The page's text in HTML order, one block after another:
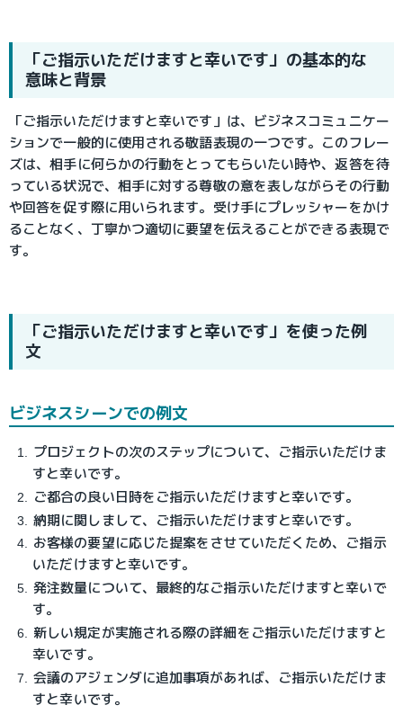
「ご指示いただけますと幸いです」の基本的な
意味と背景
「ご指示いただけますと幸いです」は、ビジネスコミュニケー
ションで一般的に使用される敬語表現の一つです。このフレー
ズは、相手に何らかの行動をとってもらいたい時や、返答を待
っている状況で、相手に対する尊敬の意を表しながらその行動
や回答を促す際に用いられます。受け手にプレッシャーをかけ
ることなく、丁寧かつ適切に要望を伝えることができる表現で
す。
「ご指示いただけますと幸いです」を使った例
文
ビジネスシーンでの例文
プロジェクトの次のステップについて、ご指示いただけま
すと幸いです。
ご都合の良い日時をご指示いただけますと幸いです。
納期に関しまして、ご指示いただけますと幸いです。
お客様の要望に応じた提案をさせていただくため、ご指示
いただけますと幸いです。
発注数量について、最終的なご指示いただけますと幸いで
す。
新しい規定が実施される際の詳細をご指示いただけますと
幸いです。
会議のアジェンダに追加事項があれば、ご指示いただけま
すと幸いです。